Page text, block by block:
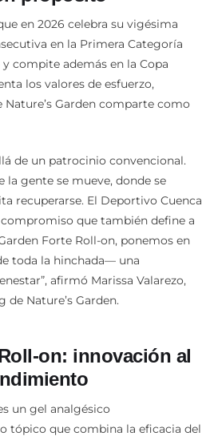
en 2026 celebra su vigésima
en la Primera Categoría
compite además en la Copa
los valores de esfuerzo,
Garden comparte como
de un patrocinio convencional.
la gente se mueve, donde se
recuperarse. El Deportivo Cuenca
que también define a
Forte Roll-on, ponemos en
toda la hinchada— una
afirmó Marissa Valarezo,
Nature’s Garden.
on: innovación al
un gel analgésico
tópico que combina la eficacia del